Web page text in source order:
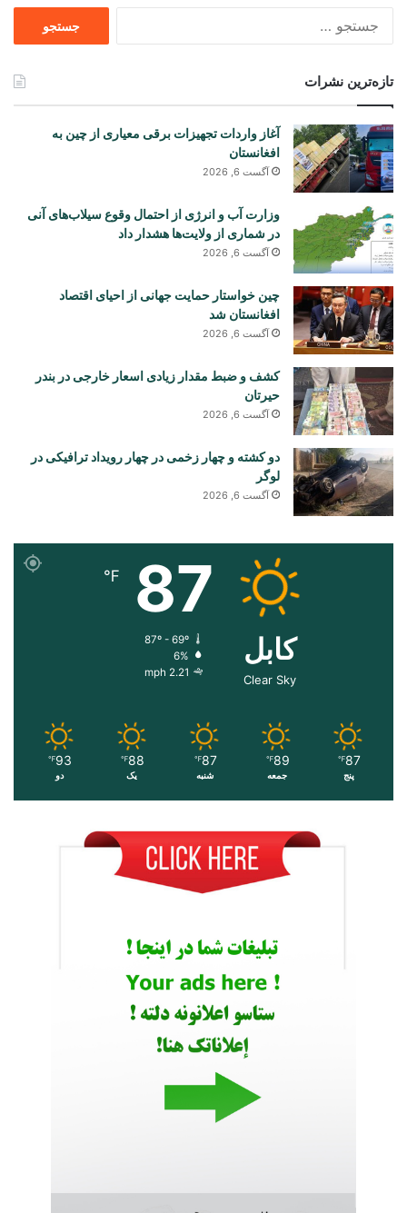
تازه‌ترین نشرات
آغاز واردات تجهیزات برقی معیاری از چین به
افغانستان
آگست 6, 2026
وزارت آب و انرژی از احتمال وقوع سیلاب‌های آنی
در شماری از ولایت‌ها هشدار داد
آگست 6, 2026
چین خواستار حمایت جهانی از احیای اقتصاد
افغانستان شد
آگست 6, 2026
کشف و ضبط مقدار زیادی اسعار خارجی در بندر
حیرتان
آگست 6, 2026
دو کشته و چهار زخمی در چهار رویداد ترافیکی در
لوگر
آگست 6, 2026
کابل
Clear Sky
87
℉
87º - 69º
6%
2.21 mph
87
℉
پنج
89
℉
جمعه
87
℉
شنبه
88
℉
یک
93
℉
دو